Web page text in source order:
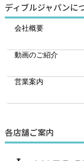
ディブルジャパンに
会社概要
動画のご紹介
営業案内
各店舗ご案内